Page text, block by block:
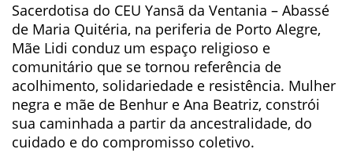
Sacerdotisa do CEU Yansã da Ventania – Abassé
de Maria Quitéria, na periferia de Porto Alegre,
Mãe Lidi conduz um espaço religioso e
comunitário que se tornou referência de
acolhimento, solidariedade e resistência. Mulher
negra e mãe de Benhur e Ana Beatriz, constrói
sua caminhada a partir da ancestralidade, do
cuidado e do compromisso coletivo.